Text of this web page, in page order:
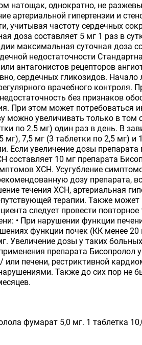
натощак, однократно, не
артериальной гипертензии и
учитывая частоту сердечных
доза составляет 5 мг 1 раз в
максимальная суточная
недостаточности
антагонистов рецепторов
сердечных гликозидов.
врачебного
без признаков
При этом может потребоваться
можно увеличивать только в
по 2.5 мг) один раз в день. В
мг), 7,5 мг (3 таблетки по 2,5
Если увеличение дозы
10 мг препарата
ХСН. Усугубление
дозу
течения ХСН, артериальная
терапии. Также
следует провести
• При нарушении функции
функции почек (КК менее
Увеличение дозы у таких
препарата
печени, рестриктивной
Также до сих пор не
фумарат 5,0 мг. 1 таблетка